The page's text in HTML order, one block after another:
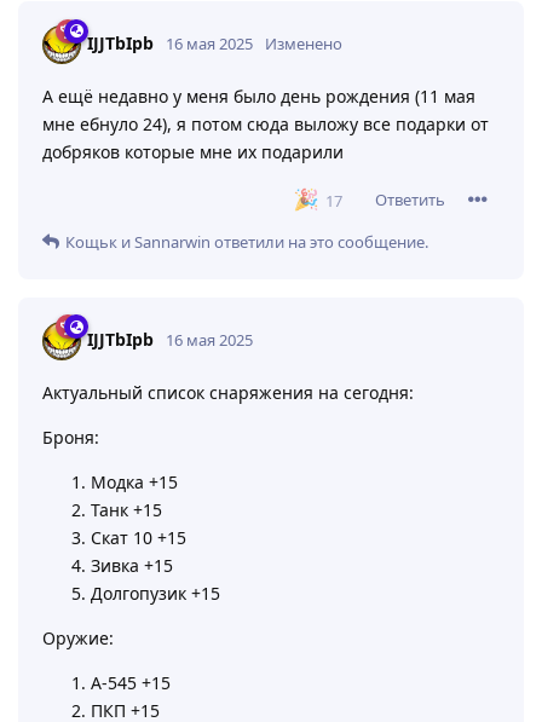
IJJTbIpb 16 мая 2025 Изменено
А ещё недавно у меня было день рождения (11 мая
мне ебнуло 24), я потом сюда выложу все подарки от
добряков которые мне их подарили
17
Ответить
Кощьк иSannarwin ответили на это сообщение.
IJJTbIpb 16 мая 2025
Актуальный список снаряжения на сегодня:
Броня:
Модка +15
Танк +15
Скат 10 +15
Зивка +15
Долгопузик +15
Оружие:
А-545 +15
ПКП +15